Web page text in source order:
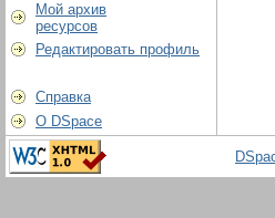
Мой архив
ресурсов
Редактировать профиль
Справка
О DSpace